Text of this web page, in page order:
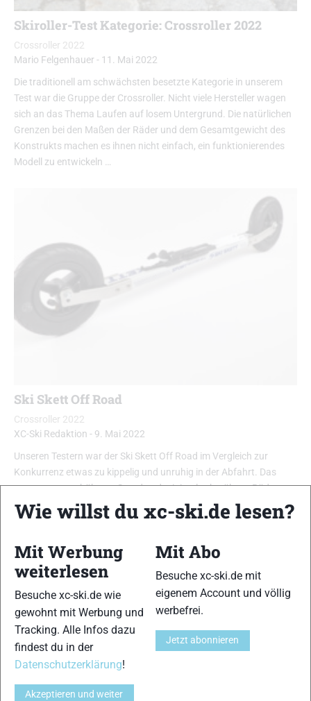
Skiroller-Test Kategorie: Crossroller 2022
Crossroller 2022
Mario Felgenhauer - 11. Mai 2022
Die traditionell am schwächsten besetzte Kategorie in unserem
Test war die Gruppe der Crossroller. Nicht viele Hersteller wagen
sich an das Thema Laufen auf losem Untergrund. Die natürlichen
Grenzen bei den Maßen der Räder und dem Gesamtgewicht des
Konstrukts machen es ihnen nicht einfach, ein funktionierendes
Modell zu entwickeln …
Ski Skett Off Road
Crossroller 2022
XC-Ski Redaktion - 9. Mai 2022
Unseren Testern war der Ski Skett Off Road im Vergleich zur
Konkurrenz etwas zu kippelig und unruhig in der Abfahrt. Das
mag am etwas höheren Stand und minimal schmäleren Rädern
liegen. Dafür punktet er mit etwas mehr Gripp beim Abstoß. …
Wie willst du xc-ski.de lesen?
Mit Werbung
weiterlesen
Besuche xc-ski.de wie
gewohnt mit Werbung und
Tracking. Alle Infos dazu
findest du in der
Datenschutzerklärung!
Akzeptieren und weiter
Mit Abo
Besuche xc-ski.de mit
eigenem Account und völlig
werbefrei.
Jetzt abonnieren